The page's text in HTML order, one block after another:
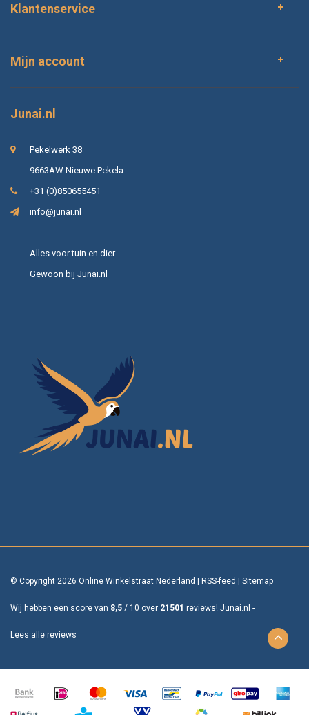
Klantenservice
Mijn account
Junai.nl
Pekelwerk 38
9663AW Nieuwe Pekela
+31 (0)850655451
info@junai.nl
Alles voor tuin en dier
Gewoon bij Junai.nl
© Copyright 2026 Online Winkelstraat Nederland | RSS-feed | Sitemap
Wij hebben een score van 8,5 / 10 over 21501 reviews! Junai.nl -
Lees alle reviews